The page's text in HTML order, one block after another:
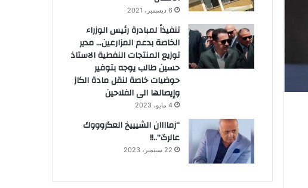
6 ديسمبر، 2021
تنفيذاً لمبادرة رئيس الوزراء
الخاصة بدعم المزارعين… مدير
توزيع المنتجات النفطية الاستاذ
حسين طالب يوجه بتوفير
حوضيات خاصة لنقل مادة الكاز
وإيصالها الى الفلاحين
4 مايو، 2023
“زماااان الشيييخ العگروووك
عالرگ”..!!
22 سبتمبر، 2023